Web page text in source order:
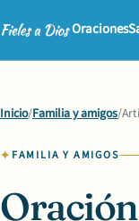
Oraciones
Inicio/Familia y amigos/
FAMILIA Y AMIGOS